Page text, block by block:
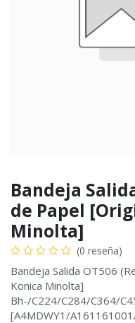
Bandeja
de Papel
Minolta]
(0 reseña)
Bandeja Salida OT506
Konica Minolta]
Bh-/C224/C284/C364/
[A4MDWY1/